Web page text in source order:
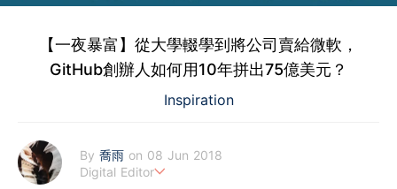
【一夜暴富】從大學輟學到將公司賣給微軟，
GitHub創辦人如何用10年拼出75億美元？
Inspiration
By 喬雨 on 08 Jun 2018
Digital Editor